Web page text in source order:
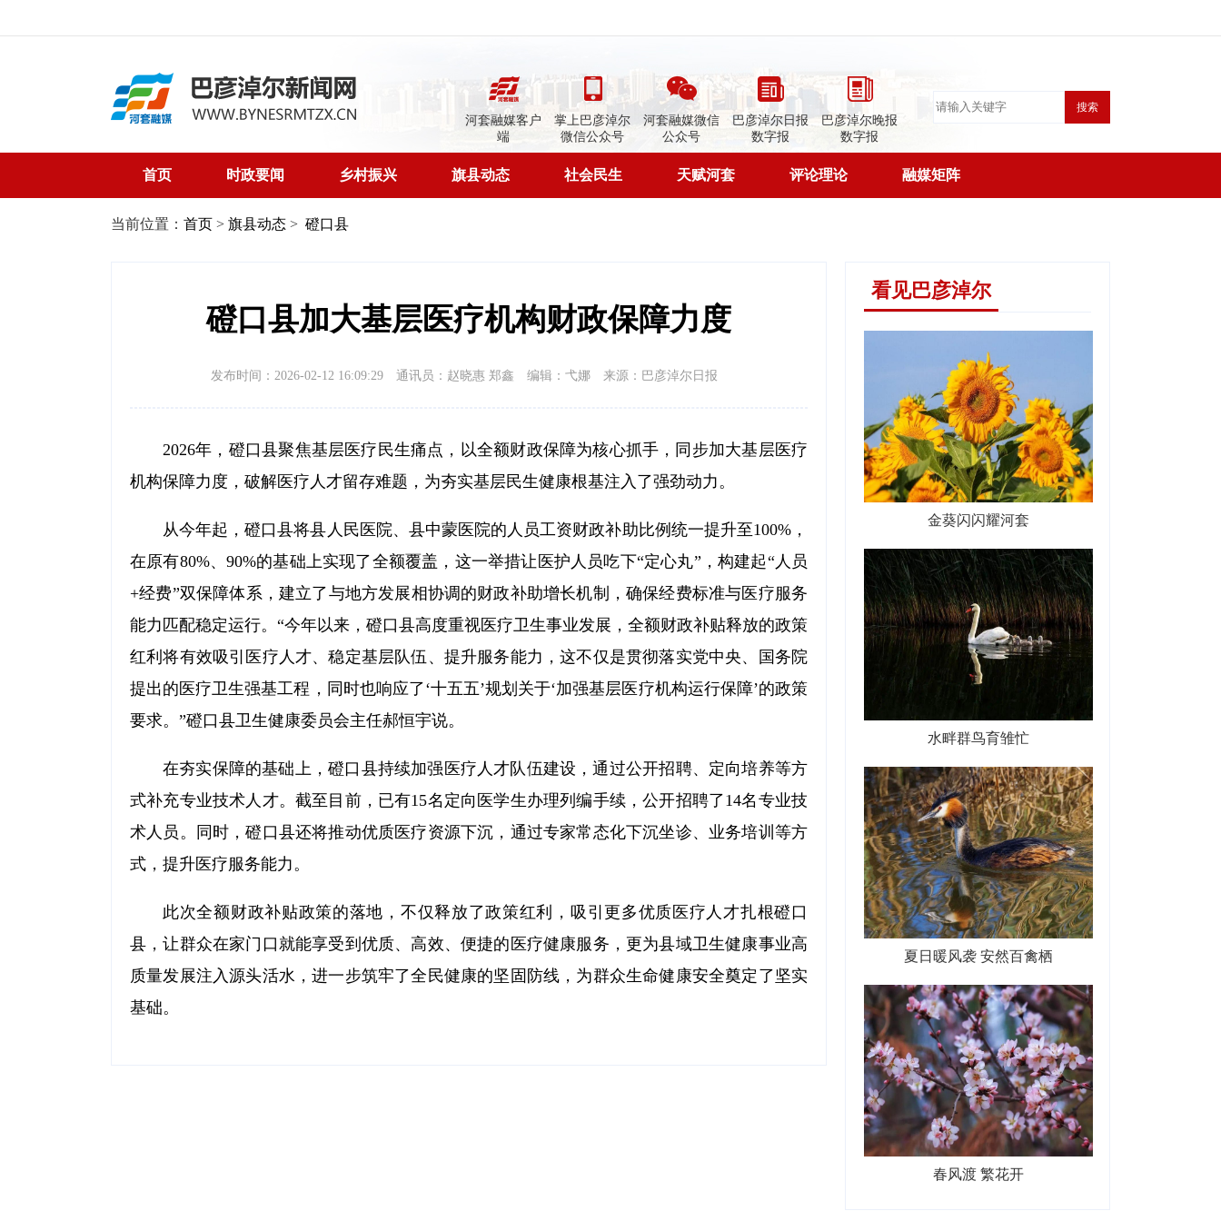
河套融媒客户
端
掌上巴彦淖尔
微信公众号
河套融媒微信
公众号
巴彦淖尔日报
数字报
巴彦淖尔晚报
数字报
搜索
首页 时政要闻 乡村振兴 旗县动态 社会民生 天赋河套 评论理论 融媒矩阵
当前位置： 首页 > 旗县动态 > 磴口县
磴口县加大基层医疗机构财政保障力度
发布时间：2026-02-12 16:09:29 通讯员：赵晓惠 郑鑫 编辑：弋娜 来源：巴彦淖尔日报
2026年，磴口县聚焦基层医疗民生痛点，以全额财政保障为核心抓手，同步加大基层医疗
机构保障力度，破解医疗人才留存难题，为夯实基层民生健康根基注入了强劲动力。
从今年起，磴口县将县人民医院、县中蒙医院的人员工资财政补助比例统一提升至100%，
在原有80%、90%的基础上实现了全额覆盖，这一举措让医护人员吃下“定心丸”，构建起“人员
+经费”双保障体系，建立了与地方发展相协调的财政补助增长机制，确保经费标准与医疗服务
能力匹配稳定运行。“今年以来，磴口县高度重视医疗卫生事业发展，全额财政补贴释放的政策
红利将有效吸引医疗人才、稳定基层队伍、提升服务能力，这不仅是贯彻落实党中央、国务院
提出的医疗卫生强基工程，同时也响应了‘十五五’规划关于‘加强基层医疗机构运行保障’的政策
要求。”磴口县卫生健康委员会主任郝恒宇说。
在夯实保障的基础上，磴口县持续加强医疗人才队伍建设，通过公开招聘、定向培养等方
式补充专业技术人才。截至目前，已有15名定向医学生办理列编手续，公开招聘了14名专业技
术人员。同时，磴口县还将推动优质医疗资源下沉，通过专家常态化下沉坐诊、业务培训等方
式，提升医疗服务能力。
此次全额财政补贴政策的落地，不仅释放了政策红利，吸引更多优质医疗人才扎根磴口
县，让群众在家门口就能享受到优质、高效、便捷的医疗健康服务，更为县域卫生健康事业高
质量发展注入源头活水，进一步筑牢了全民健康的坚固防线，为群众生命健康安全奠定了坚实
基础。
看见巴彦淖尔
金葵闪闪耀河套
水畔群鸟育雏忙
夏日暖风袭 安然百禽栖
春风渡 繁花开